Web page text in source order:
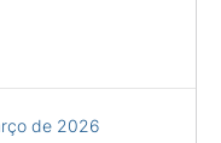
de 2026